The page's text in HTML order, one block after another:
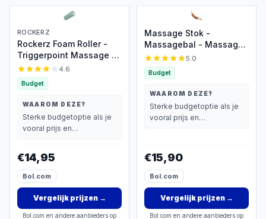
ROCKERZ
Rockerz Foam Roller -
Triggerpoint Massage -
Fitness Roller -
Afmeting: 33cm - Kleur:
Petrol
4.6
Budget
WAAROM DEZE?
Sterke budgetoptie als je
vooral prijs en
€14,95
Bol.com
Vergelijk prijzen→
Bol.com en andere aanbieders op
Massage Stok -
Massagebal - Massage
- Massage stick -
Bindweefselmassages -
Gebogen Houten
Massageroller -
- Accessoires - Anti
Cellulite Massage Roller
kleur - Voor Rug, Nek,
Schoud
5.0
Budget
WAAROM DEZE?
Sterke budgetoptie als je
vooral prijs en
€15,90
Bol.com
Vergelijk prijzen→
Bol.com en andere aanbieders op